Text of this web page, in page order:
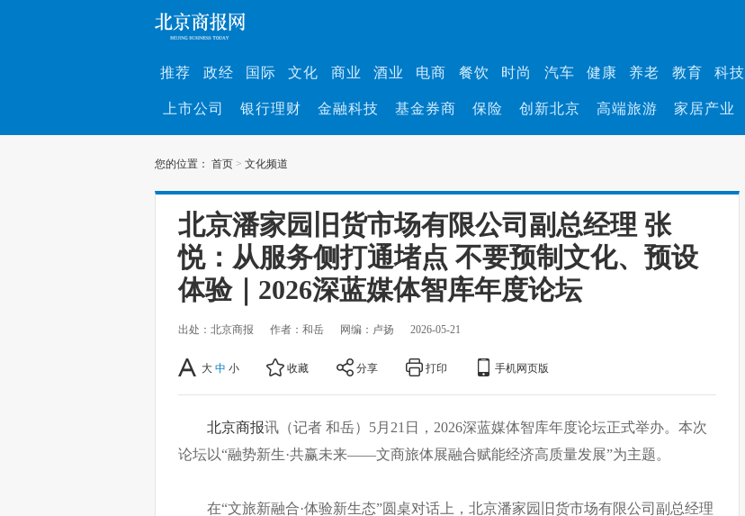
推荐 政经 国际 文化 商业 酒业 电商 餐饮 时尚 汽车 健康 养老 教育 科技
上市公司 银行理财 金融科技 基金券商 保险 创新北京 高端旅游 家居产业
您的位置： 首页 > 文化频道
北京潘家园旧货市场有限公司副总经理 张
悦：从服务侧打通堵点 不要预制文化、预设
体验｜2026深蓝媒体智库年度论坛
出处：北京商报 作者：和岳 网编：卢扬 2026-05-21
大 中 小 收藏 分享 打印 手机网页版
北京商报讯（记者 和岳）5月21日，2026深蓝媒体智库年度论坛正式举办。本次
论坛以“融势新生·共赢未来——文商旅体展融合赋能经济高质量发展”为主题。
在“文旅新融合·体验新生态”圆桌对话上，北京潘家园旧货市场有限公司副总经理